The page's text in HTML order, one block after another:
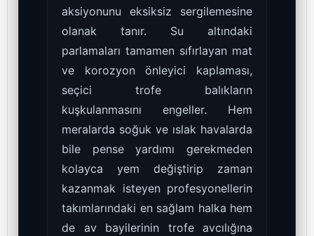
aksiyonunu eksiksiz sergilemesine
olanak tanır. Su altındaki
parlamaları tamamen sıfırlayan mat
ve korozyon önleyici kaplaması,
seçici trofe balıkların
kuşkulanmasını engeller. Hem
meralarda soğuk ve ıslak havalarda
bile pense yardımı gerekmeden
kolayca yem değiştirip zaman
kazanmak isteyen profesyonellerin
takımlarındaki en sağlam halka hem
de av bayilerinin trofe avcılığına